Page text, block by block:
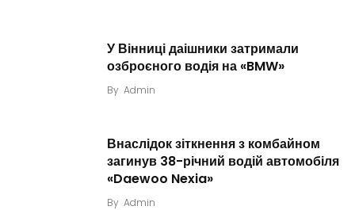
У Вінниці даішники затримали
озброєного водія на «BMW»
By Admin
Внаслідок зіткнення з комбайном
загинув 38-річний водій автомобіля
«Daewoo Nexia»
By Admin